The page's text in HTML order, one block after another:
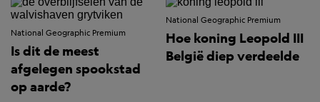
National Geographic Premium
Is dit de meest
afgelegen spookstad
op aarde?
National Geographic Premium
Hoe koning Leopold III
België diep verdeelde